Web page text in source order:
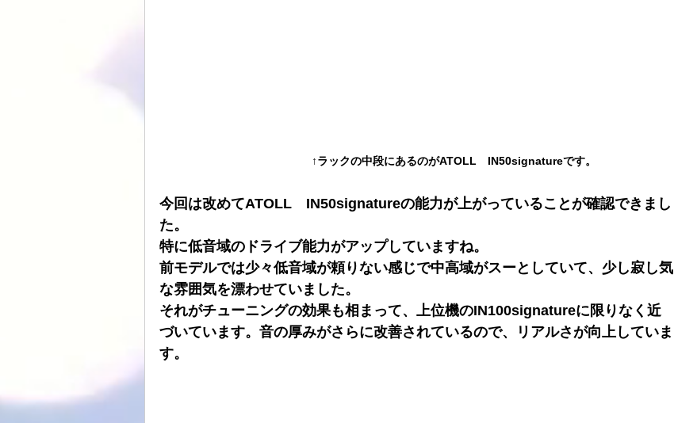
↑ラックの中段にあるのがATOLL　IN50signatureです。
今回は改めてATOLL　IN50signatureの能力が上がっていることが確認できまし
た。
特に低音域のドライブ能力がアップしていますね。
前モデルでは少々低音域が頼りない感じで中高域がスーとしていて、少し寂し気
な雰囲気を漂わせていました。
それがチューニングの効果も相まって、上位機のIN100signatureに限りなく近
づいています。音の厚みがさらに改善されているので、リアルさが向上していま
す。